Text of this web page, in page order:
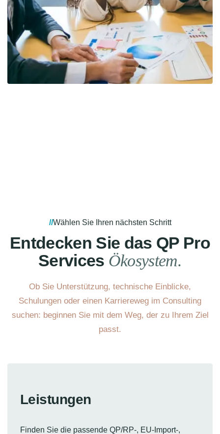
Wählen Sie Ihren nächsten Schritt
Entdecken Sie das QP Pro
Services Ökosystem.
Ob Sie Unterstützung, technische Einblicke,
Schulungen oder einen Karriereweg im Consulting
suchen: beginnen Sie mit dem Weg, der zu Ihrem Ziel
passt.
Leistungen
Finden Sie die passende QP/RP-, EU-Import-,